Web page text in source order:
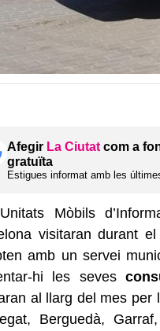
Afegir La Ciutat com a
gratuïta
Estigues informat amb les
Mòbils
visitaran durant
amb un servei
hi les seves
al llarg del mes per
Berguedà,